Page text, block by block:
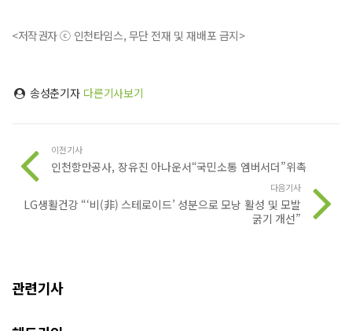
<저작권자 ⓒ 인천타임스, 무단 전재 및 재배포 금지>
송성춘기자 다른기사보기
이전기사
인천항만공사, 장유진 아나운서“국민소통 엠버서더”위촉
다음기사
LG생활건강 “‘비(非) 스테로이드’ 성분으로 모낭 활성 및 모발
굵기 개선”
관련기사